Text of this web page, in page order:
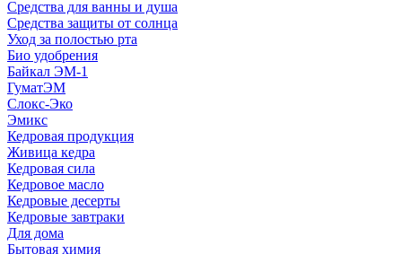
Средства для ванны и душа
Средства защиты от солнца
Уход за полостью рта
Био удобрения
Байкал ЭМ-1
ГуматЭМ
Слокс-Эко
Эмикс
Кедровая продукция
Живица кедра
Кедровая сила
Кедровое масло
Кедровые десерты
Кедровые завтраки
Для дома
Бытовая химия